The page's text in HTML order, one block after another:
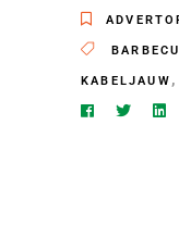
KABELJAUW ,